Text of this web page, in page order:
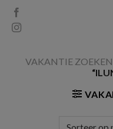
Skip
content
VAKANTIE ZOEKEN